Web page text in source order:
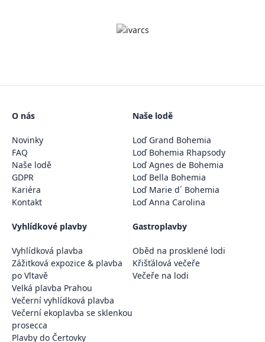
O nás
Novinky
FAQ
Naše lodě
GDPR
Kariéra
Kontakt
Naše lodě
Loď Grand Bohemia
Loď Bohemia Rhapsody
Loď Agnes de Bohemia
Loď Bella Bohemia
Loď Marie d´ Bohemia
Loď Anna Carolina
Vyhlídkové plavby
Vyhlídková plavba
Zážitková expozice & plavba
po Vltavě
Velká plavba Prahou
Večerní vyhlídková plavba
Večerní ekoplavba se sklenkou
prosecca
Plavby do Čertovky
Gastroplavby
Oběd na prosklené lodi
Křišťálová večeře
Večeře na lodi